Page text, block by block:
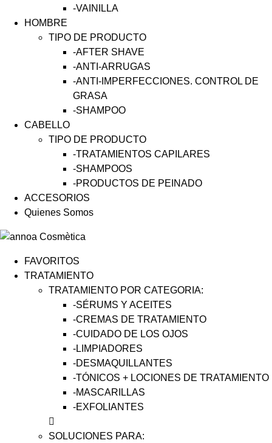
-VAINILLA
HOMBRE
TIPO DE PRODUCTO
-AFTER SHAVE
-ANTI-ARRUGAS
-ANTI-IMPERFECCIONES. CONTROL DE
GRASA
-SHAMPOO
CABELLO
TIPO DE PRODUCTO
-TRATAMIENTOS CAPILARES
-SHAMPOOS
-PRODUCTOS DE PEINADO
ACCESORIOS
Quienes Somos
FAVORITOS
TRATAMIENTO
TRATAMIENTO POR CATEGORIA:
-SÉRUMS Y ACEITES
-CREMAS DE TRATAMIENTO
-CUIDADO DE LOS OJOS
-LIMPIADORES
-DESMAQUILLANTES
-TÓNICOS + LOCIONES DE TRATAMIENTO
-MASCARILLAS
-EXFOLIANTES
SOLUCIONES PARA: